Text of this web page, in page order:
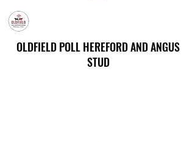
OLDFIELD POLL HEREFORD AND ANGUS
STUD